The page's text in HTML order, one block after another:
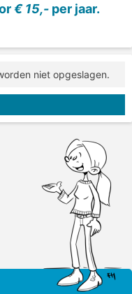
€ 15,- per jaar.
niet opgeslagen.